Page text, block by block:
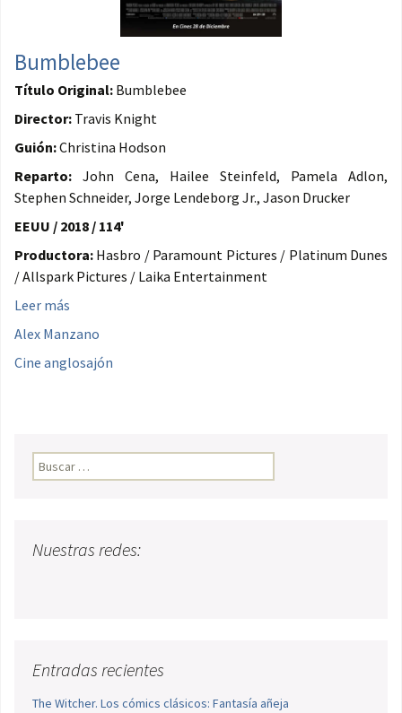
Bumblebee
Título Original: Bumblebee
Director: Travis Knight
Guión:Christina Hodson
Reparto: John Cena, Hailee Steinfeld, Pamela Adlon,
Stephen Schneider, Jorge Lendeborg Jr., Jason Drucker
EEUU / 2018 / 114'
Productora: Hasbro / Paramount Pictures / Platinum Dunes
/ Allspark Pictures / Laika Entertainment
Leer más
Alex Manzano
Cine anglosajón
Buscar:
Nuestras redes:
Entradas recientes
The Witcher. Los cómics clásicos: Fantasía añeja